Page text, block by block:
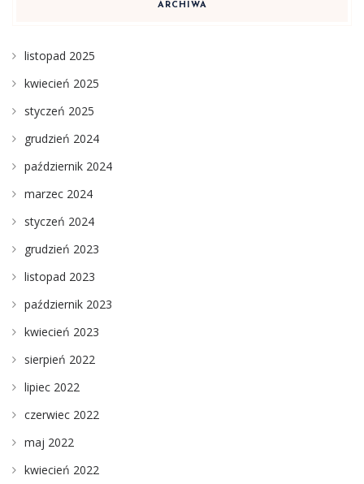
ARCHIWA
listopad 2025
kwiecień 2025
styczeń 2025
grudzień 2024
październik 2024
marzec 2024
styczeń 2024
grudzień 2023
listopad 2023
październik 2023
kwiecień 2023
sierpień 2022
lipiec 2022
czerwiec 2022
maj 2022
kwiecień 2022